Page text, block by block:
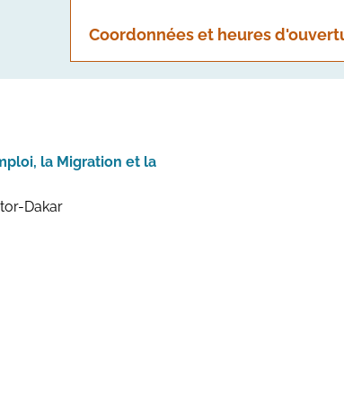
Coordonnées et heures
la Migration et la
Dakar